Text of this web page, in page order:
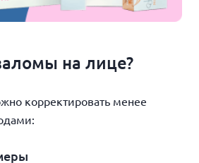
на лице?
корректировать менее